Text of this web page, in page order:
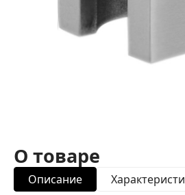
О товаре
Описание